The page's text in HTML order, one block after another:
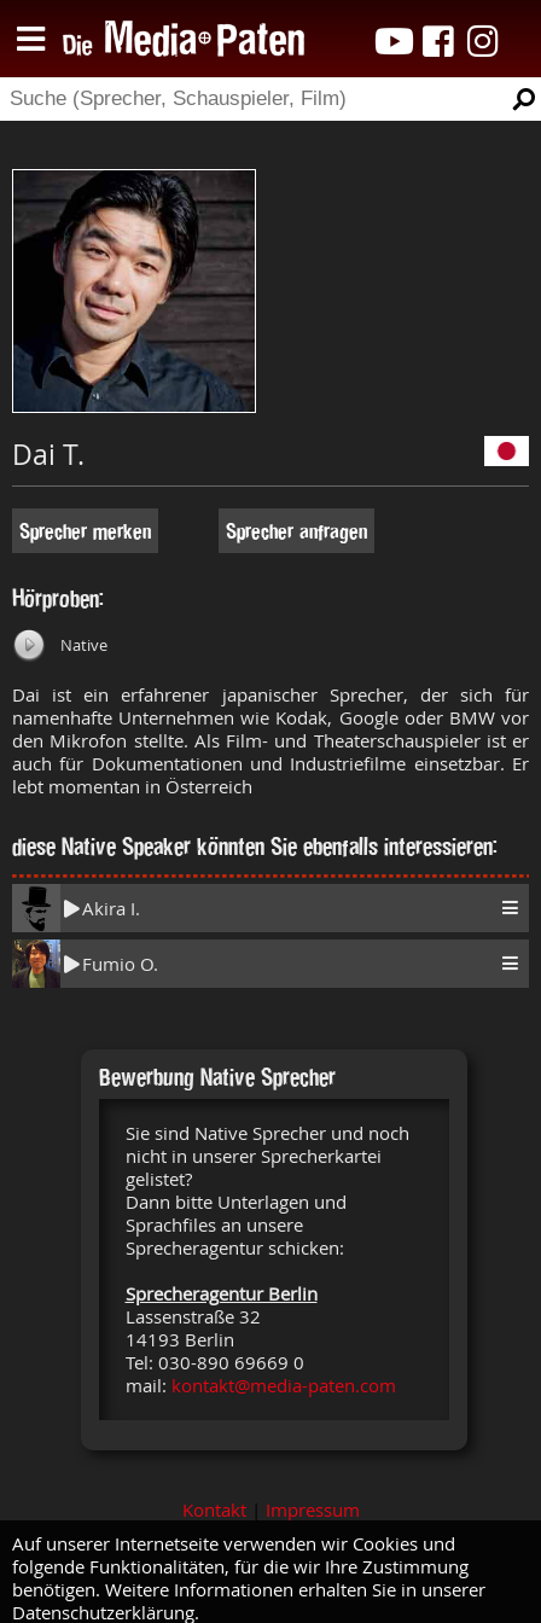
Dai T.
Sprecher merken Sprecher anfragen
Hörproben:
Native
Dai ist ein erfahrener japanischer Sprecher, der sich für
namenhafte Unternehmen wie Kodak, Google oder BMW vor
den Mikrofon stellte. Als Film- und Theaterschauspieler ist er
auch für Dokumentationen und Industriefilme einsetzbar. Er
lebt momentan in Österreich
diese Native Speaker könnten Sie ebenfalls interessieren:
Akira I.
Fumio O.
Bewerbung Native Sprecher
Sie sind Native Sprecher und noch
nicht in unserer Sprecherkartei
gelistet?
Dann bitte Unterlagen und
Sprachfiles an unsere
Sprecheragentur schicken:
Sprecheragentur Berlin
Lassenstraße 32
14193 Berlin
Tel: 030-890 69669 0
mail: kontakt@media-paten.com
Kontakt| Impressum
Auf unserer Internetseite verwenden wir Cookies und
folgende Funktionalitäten, für die wir Ihre Zustimmung
benötigen. Weitere Informationen erhalten Sie in unserer
Datenschutzerklärung.